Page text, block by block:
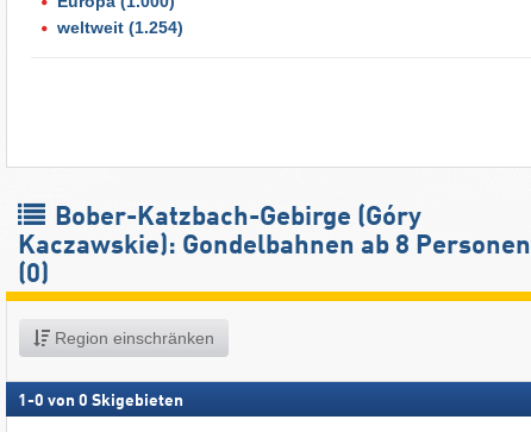
weltweit (1.254)
Bober-Katzbach-Gebirge (Góry
Kaczawskie): Gondelbahnen ab 8 Personen
(0)
Region einschränken
1 -0 von 0 Skigebieten